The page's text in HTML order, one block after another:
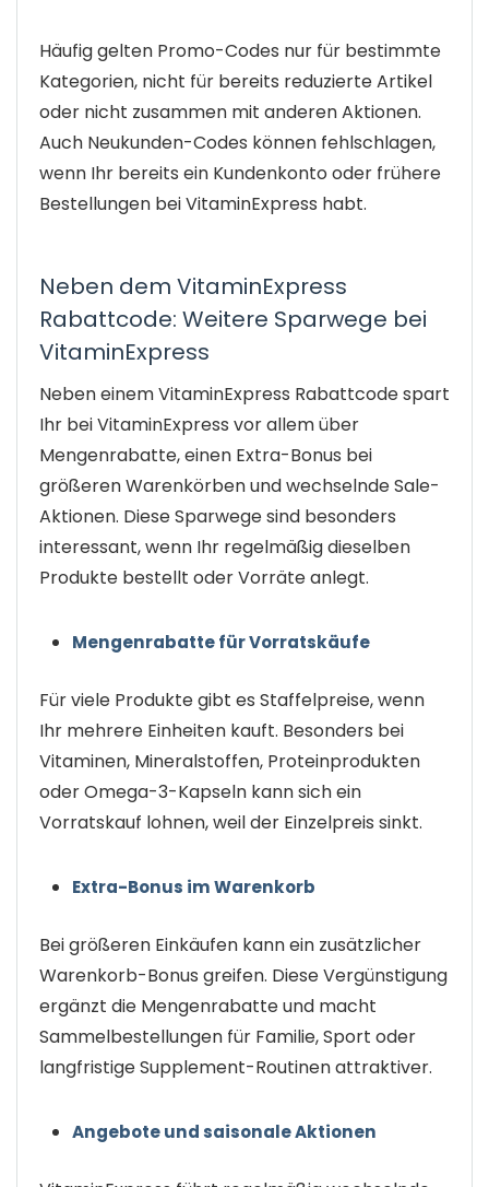
Häufig gelten Promo-Codes nur für bestimmte
Kategorien, nicht für bereits reduzierte Artikel
oder nicht zusammen mit anderen Aktionen.
Auch Neukunden-Codes können fehlschlagen,
wenn Ihr bereits ein Kundenkonto oder frühere
Bestellungen bei VitaminExpress habt.
Neben dem VitaminExpress
Rabattcode: Weitere Sparwege bei
VitaminExpress
Neben einem VitaminExpress Rabattcode spart
Ihr bei VitaminExpress vor allem über
Mengenrabatte, einen Extra-Bonus bei
größeren Warenkörben und wechselnde Sale-
Aktionen. Diese Sparwege sind besonders
interessant, wenn Ihr regelmäßig dieselben
Produkte bestellt oder Vorräte anlegt.
Mengenrabatte für Vorratskäufe
Für viele Produkte gibt es Staffelpreise, wenn
Ihr mehrere Einheiten kauft. Besonders bei
Vitaminen, Mineralstoffen, Proteinprodukten
oder Omega-3-Kapseln kann sich ein
Vorratskauf lohnen, weil der Einzelpreis sinkt.
Extra-Bonus im Warenkorb
Bei größeren Einkäufen kann ein zusätzlicher
Warenkorb-Bonus greifen. Diese Vergünstigung
ergänzt die Mengenrabatte und macht
Sammelbestellungen für Familie, Sport oder
langfristige Supplement-Routinen attraktiver.
Angebote und saisonale Aktionen